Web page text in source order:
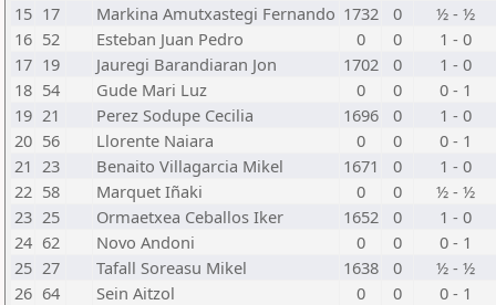
15 17 Markina Amutxastegi Fernando 1732 0
½ - ½
16 52 Esteban Juan Pedro 0 0
1 - 0
17 19 Jauregi Barandiaran Jon 1702 0
1 - 0
18 54 Gude Mari Luz 0 0
0 - 1
19 21 Perez Sodupe Cecilia 1696 0
1 - 0
20 56 Llorente Naiara 0 0
0 - 1
21 23 Benaito Villagarcia Mikel 1671 0
1 - 0
22 58 Marquet Iñaki 0 0
½ - ½
23 25 Ormaetxea Ceballos Iker 1652 0
1 - 0
24 62 Novo Andoni 0 0
0 - 1
25 27 Tafall Soreasu Mikel 1638 0
½ - ½
26 64 Sein Aitzol 0 0
0 - 1